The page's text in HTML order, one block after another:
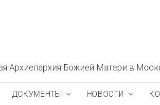
Архиепархия Божией Матери в
ДОКУМЕНТЫ НОВОСТИ